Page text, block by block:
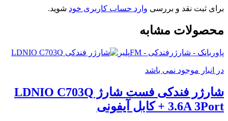
برای ثبت نقد و بررسی وارد حساب کاربری خود شوید.
محصولات مشابه
پاوربانک - شارژرفندکی - FMپلیر
در انبار موجود نمی باشد
شارژر فندکی فست شارژ LDNIO C703Q
3.6A 3Port + کابل آیفونی